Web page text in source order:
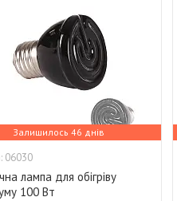
Залишилось 46 днів
06030
лампа для обігріву
100 Вт